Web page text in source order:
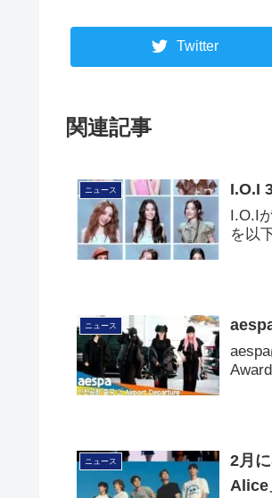
Twitter
関連記事
ニュース I.O.I
I.O.I
を以
ニュース
ニュース
2月
Alice